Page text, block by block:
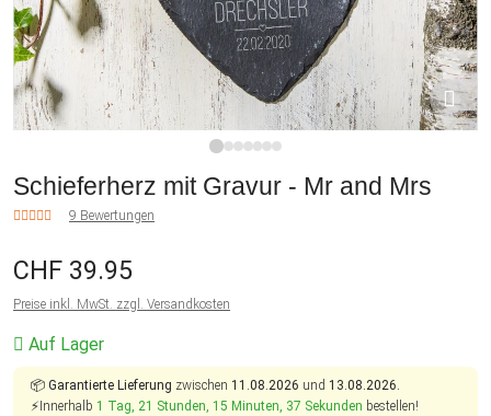
Schieferherz mit Gravur - Mr and Mrs
9 Bewertungen
CHF 39.95
Preise inkl. MwSt. zzgl. Versandkosten
Auf Lager
📦 Garantierte Lieferung zwischen 11.08.2026 und 13.08.2026.
⚡Innerhalb 1 Tag, 21 Stunden, 15 Minuten, 37 Sekunden bestellen!